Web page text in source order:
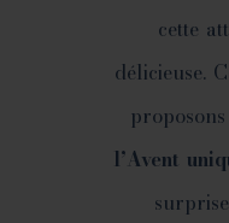
cette
délicieuse.
l’Avent